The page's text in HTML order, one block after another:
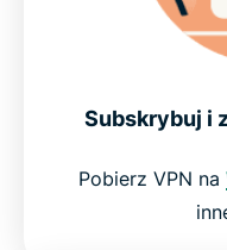
Co mówią o nas
Subskrybuj i
Pobierz VPN na